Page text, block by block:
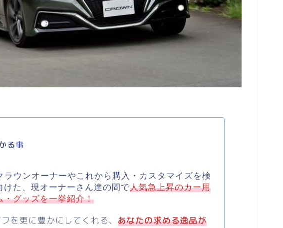
る事
ウンオーナーやこれから購入・カスタマイズを検
た、 現オーナーさん達の間で人気急上昇のカー用
・グッズを一挙紹介！
を更に豊かにしてくれる、 あなたの求める逸品が